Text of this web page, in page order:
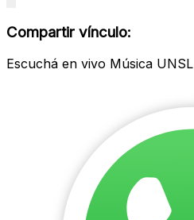
modal
Compartir vínculo:
Escuchá en vivo Música UNSL